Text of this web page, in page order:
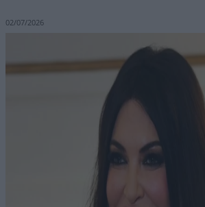
02/07/2026